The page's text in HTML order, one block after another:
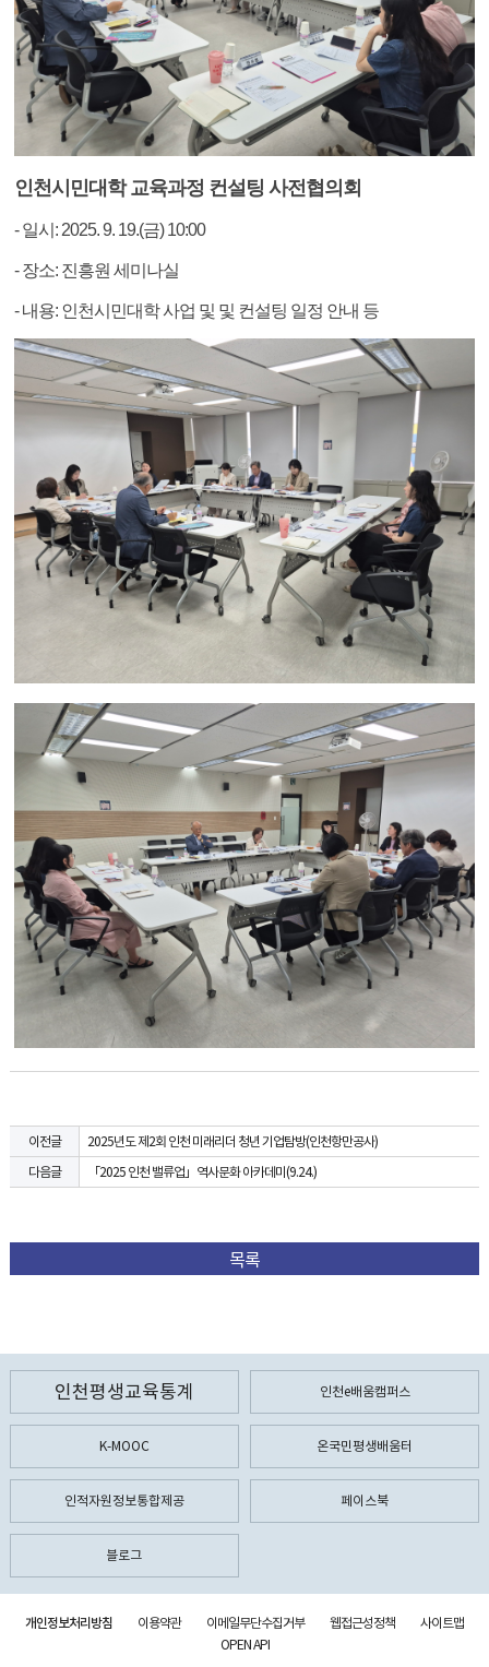
인천시민대학 교육과정 컨설팅 사전협의회
- 일시: 2025. 9. 19.(금) 10:00
- 장소: 진흥원 세미나실
- 내용: 인천시민대학 사업 및 및 컨설팅 일정 안내 등
이전글
2025년도 제2회 인천 미래리더 청년 기업탐방(인천항만공사)
다음글
「2025 인천 밸류업」역사문화 아카데미(9.24.)
목록
인천평생교육통계 인천e배움캠퍼스
K-MOOC 온국민평생배움터
인적자원정보통합제공 페이스북
블로그
개인정보처리방침 이용약관 이메일무단수집거부 웹접근성정책
사이트맵
OPEN API